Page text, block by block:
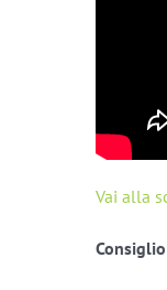
Vai alla